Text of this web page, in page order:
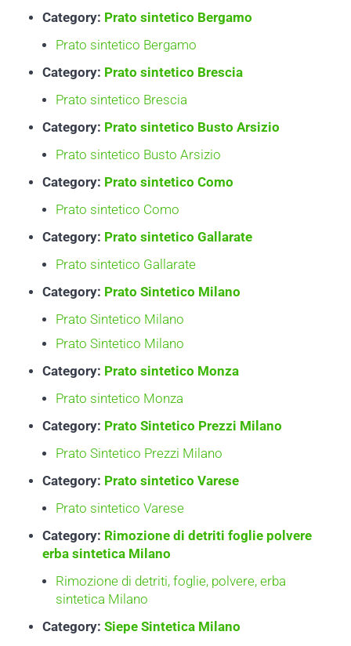
Category: Prato sintetico Bergamo
Prato sintetico Bergamo
Category: Prato sintetico Brescia
Prato sintetico Brescia
Category: Prato sintetico Busto Arsizio
Prato sintetico Busto Arsizio
Category: Prato sintetico Como
Prato sintetico Como
Category: Prato sintetico Gallarate
Prato sintetico Gallarate
Category: Prato Sintetico Milano
Prato Sintetico Milano
Prato Sintetico Milano
Category: Prato sintetico Monza
Prato sintetico Monza
Category: Prato Sintetico Prezzi Milano
Prato Sintetico Prezzi Milano
Category: Prato sintetico Varese
Prato sintetico Varese
Category: Rimozione di detriti foglie polvere
erba sintetica Milano
Rimozione di detriti, foglie, polvere, erba
sintetica Milano
Category:Siepe Sintetica Milano